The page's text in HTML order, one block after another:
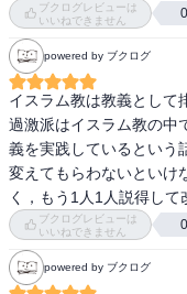
ブクログレビューは
いいねできません
0
powered by ブクログ
イスラム教は教義として
過激派はイスラム教の中
義を実践しているという
変えてもらわないといけ
く，もう1人1人説得して
ブクログレビューは
いいねできません
0
powered by ブクログ